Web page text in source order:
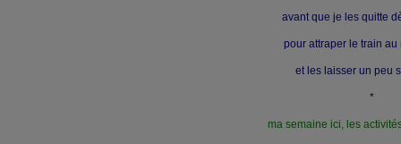
avant que je les quitte
pour attraper le train au
et les laisser un peu
*
ma semaine ici, les